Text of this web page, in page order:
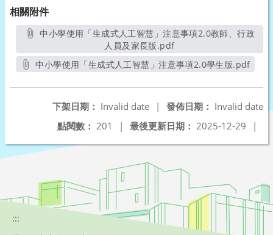
相關附件
中小學使用「生成式人工智慧」注意事項2.0教師、行政
人員及家長版.pdf另開新視窗
中小學使用「生成式人工智慧」注意事項2.0學生版.pdf
發佈日期： Invalid date
下架日期： Invalid date
|
最後更新日期： 2025-12-29 |
點閱數： 201 |
:::